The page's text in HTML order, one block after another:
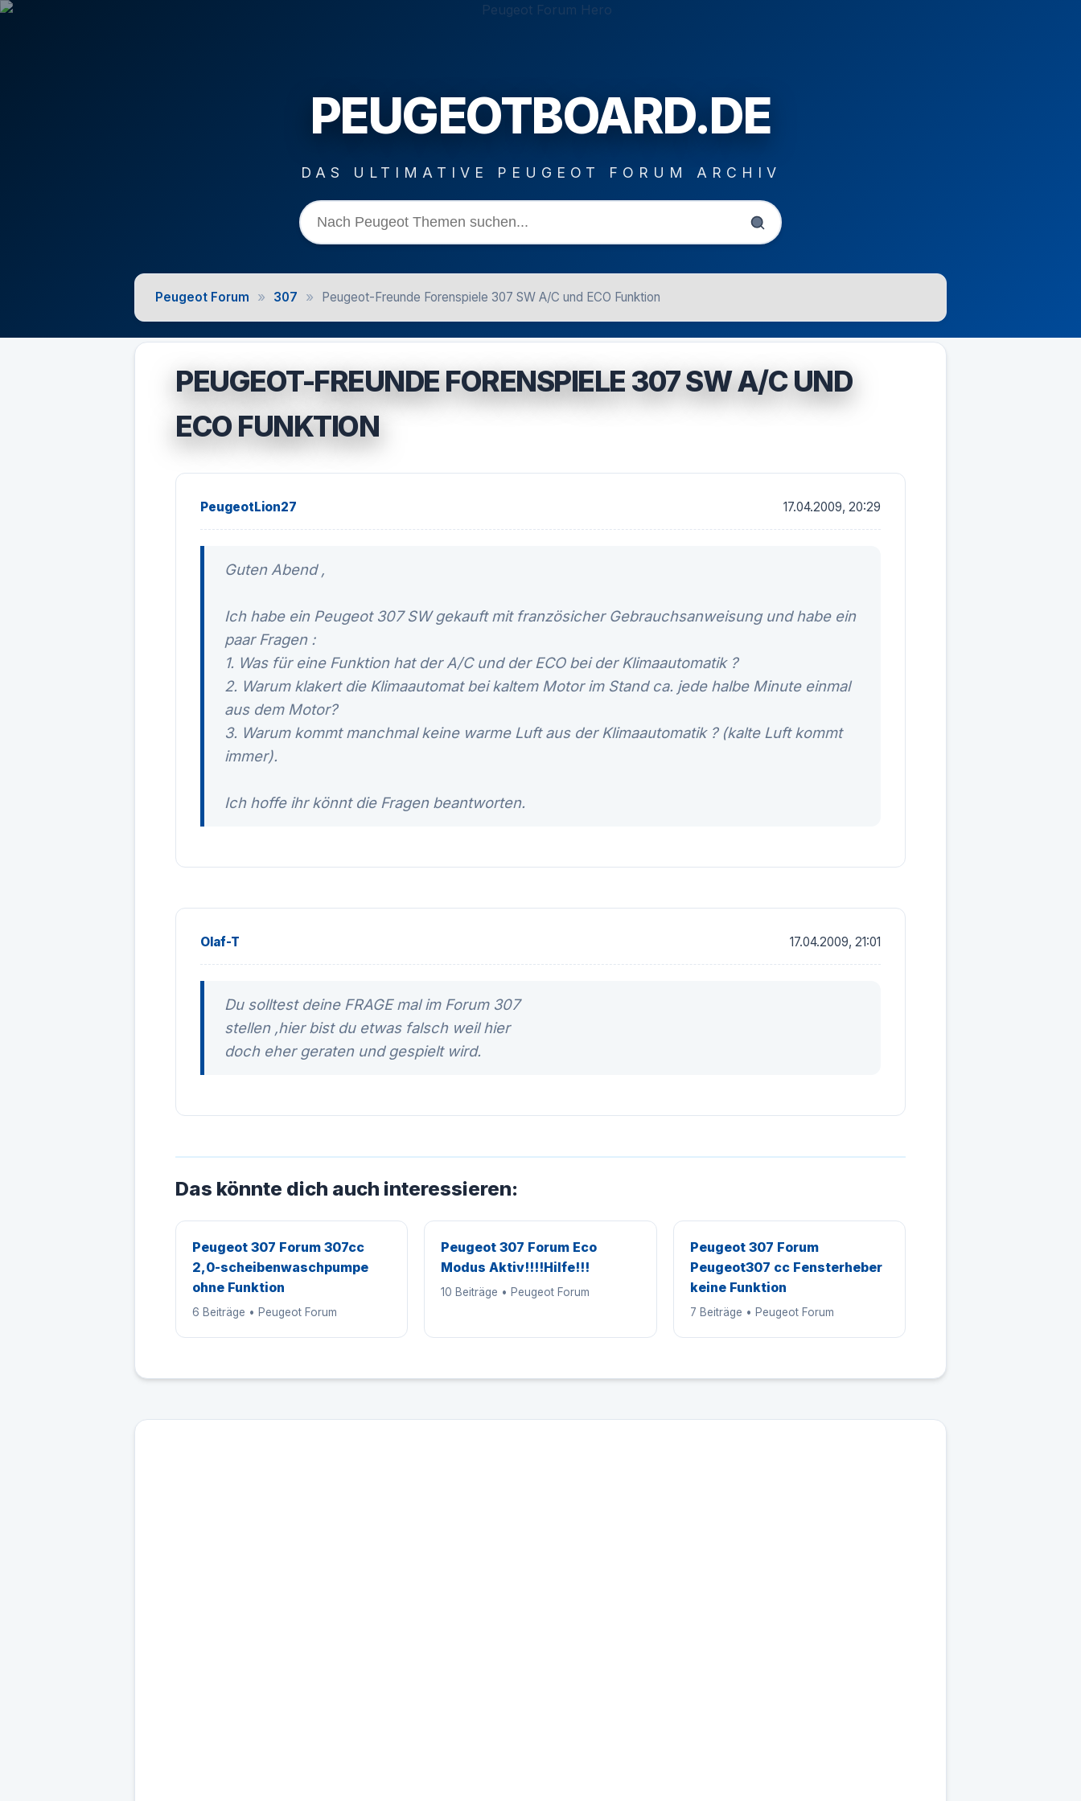
PEUGEOTBOARD.DE
DAS ULTIMATIVE PEUGEOT FORUM ARCHIV
Peugeot Forum » 307 » Peugeot-Freunde Forenspiele 307 SW A/C und ECO Funktion
PEUGEOT-FREUNDE FORENSPIELE 307 SW A/C UND
ECO FUNKTION
PeugeotLion27 17.04.2009, 20:29
Guten Abend ,
Ich habe ein Peugeot 307 SW gekauft mit französicher Gebrauchsanweisung und habe ein
paar Fragen :
1. Was für eine Funktion hat der A/C und der ECO bei der Klimaautomatik ?
2. Warum klakert die Klimaautomat bei kaltem Motor im Stand ca. jede halbe Minute einmal
aus dem Motor?
3. Warum kommt manchmal keine warme Luft aus der Klimaautomatik ? (kalte Luft kommt
immer).
Ich hoffe ihr könnt die Fragen beantworten.
Olaf-T 17.04.2009, 21:01
Du solltest deine FRAGE mal im Forum 307
stellen ,hier bist du etwas falsch weil hier
doch eher geraten und gespielt wird.
Das könnte dich auch interessieren:
Peugeot 307 Forum 307cc
2,0-scheibenwaschpumpe
ohne Funktion
6 Beiträge • Peugeot Forum
Peugeot 307 Forum Eco
Modus Aktiv!!!!Hilfe!!!
10 Beiträge • Peugeot Forum
Peugeot 307 Forum
Peugeot307 cc Fensterheber
keine Funktion
7 Beiträge • Peugeot Forum